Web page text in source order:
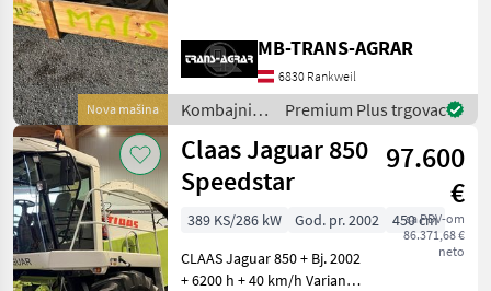
Nova mašina
vorhanden), Versand
möglich. Kombajni Ostali
kombajni
MB-TRANS-AGRAR
6830 Rankweil
Kombajni /
Claas
Premium Plus trgovac
Claas Jaguar 850
Speedstar
97.600
€
sa PDV-om
86.371,68 €
neto
389 KS/286 kW God. pr. 2002
450 cm
CLAAS Jaguar 850 + Bj. 2002
+ 6200 h + 40 km/h Variante